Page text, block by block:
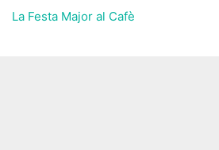
La Festa Major al Cafè